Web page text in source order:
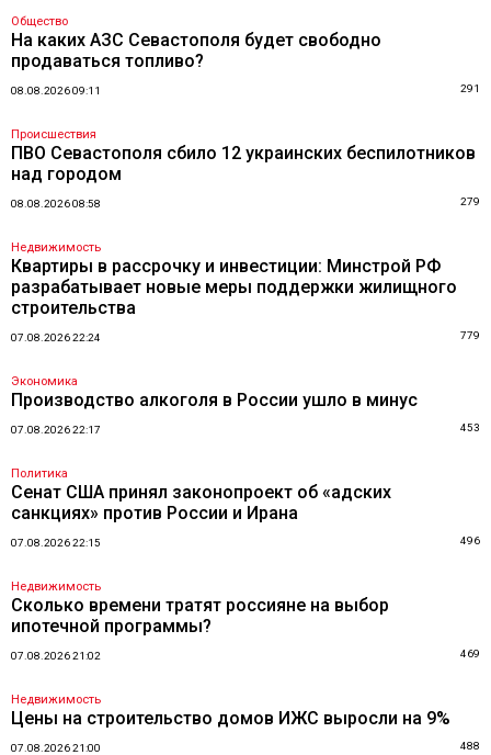
Общество
На каких АЗС Севастополя будет свободно
продаваться топливо?
08.08.2026 09:11 291
Происшествия
ПВО Севастополя сбило 12 украинских беспилотников
над городом
08.08.2026 08:58 279
Недвижимость
Квартиры в рассрочку и инвестиции: Минстрой РФ
разрабатывает новые меры поддержки жилищного
строительства
07.08.2026 22:24 779
Экономика
Производство алкоголя в России ушло в минус
07.08.2026 22:17 453
Политика
Сенат США принял законопроект об «адских
санкциях» против России и Ирана
07.08.2026 22:15 496
Недвижимость
Сколько времени тратят россияне на выбор
ипотечной программы?
07.08.2026 21:02 469
Недвижимость
Цены на строительство домов ИЖС выросли на 9%
07.08.2026 21:00 488